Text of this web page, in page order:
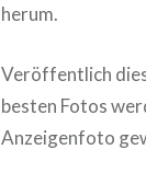
herum.
Veröffentlich
besten Fotos
Anzeigenfoto